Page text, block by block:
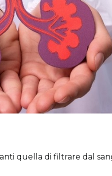
quella di filtrare dal